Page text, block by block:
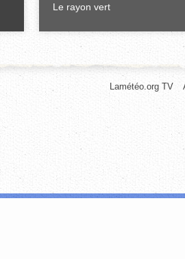
Le rayon vert
Lamétéo.org TV